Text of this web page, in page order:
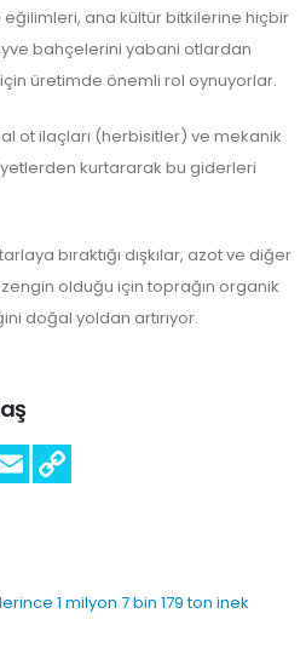
ana kültür bitkilerine hiçbir
bahçelerini yabani otlardan
üretimde önemli rol oynuyorlar.
ot ilaçları (herbisitler) ve mekanik
kurtararak bu giderleri
bıraktığı dışkılar, azot ve diğer
olduğu için toprağın organik
doğal yoldan artırıyor.
1 milyon 7 bin 179 ton inek